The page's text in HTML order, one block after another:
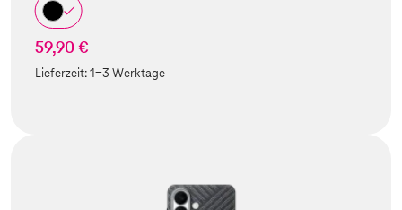
59,90 €
Lieferzeit:1-3 Werktage